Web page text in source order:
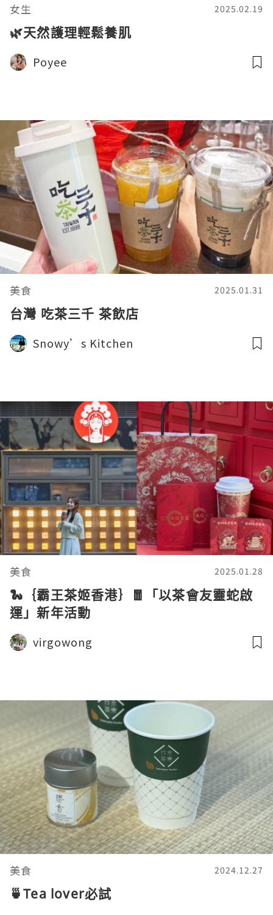
女生 2025.02.19
🌿天然護理輕鬆養肌
Poyee
美食 2025.01.31
台灣 吃茶三千 茶飲店
Snowy’s Kitchen
美食 2025.01.28
🐍｛霸王茶姬⾹港｝🧧「以茶會友靈蛇啟
運」新年活動
virgowong
美食 2024.12.27
🍵Tea lover必試